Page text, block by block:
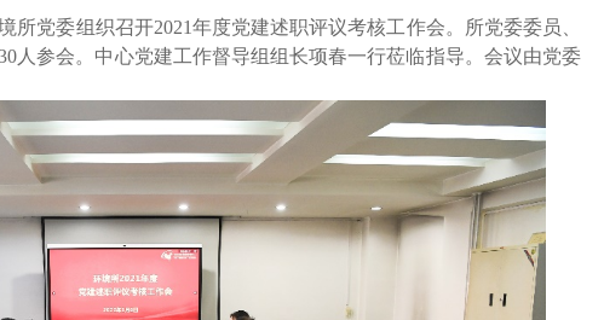
党委组织召开2021年度党建述职评议考核工作会。所党委委员、
人参会。中心党建工作督导组组长项春一行莅临指导。会议由党委